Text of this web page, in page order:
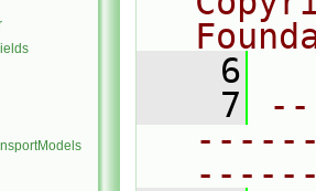
    6
    7